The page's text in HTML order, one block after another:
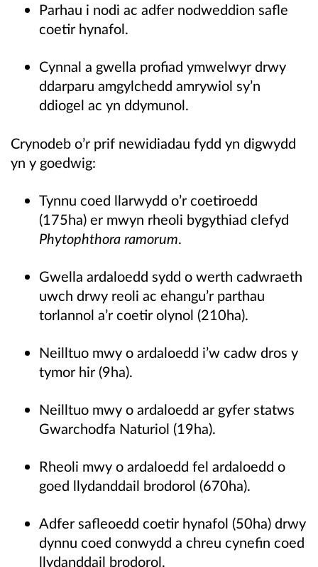
Parhau i nodi ac adfer nodweddion safle
coetir hynafol.
Cynnal a gwella profiad ymwelwyr drwy
ddarparu amgylchedd amrywiol sy’n
ddiogel ac yn ddymunol.
Crynodeb o’r prif newidiadau fydd yn digwydd
yn y goedwig:
Tynnu coed llarwydd o’r coetiroedd
(175ha) er mwyn rheoli bygythiad clefyd
Phytophthora ramorum.
Gwella ardaloedd sydd o werth cadwraeth
uwch drwy reoli ac ehangu’r parthau
torlannol a’r coetir olynol (210ha).
Neilltuo mwy o ardaloedd i’w cadw dros y
tymor hir (9ha).
Neilltuo mwy o ardaloedd ar gyfer statws
Gwarchodfa Naturiol (19ha).
Rheoli mwy o ardaloedd fel ardaloedd o
goed llydanddail brodorol (670ha).
Adfer safleoedd coetir hynafol (50ha) drwy
dynnu coed conwydd a chreu cynefin coed
llydanddail brodorol.